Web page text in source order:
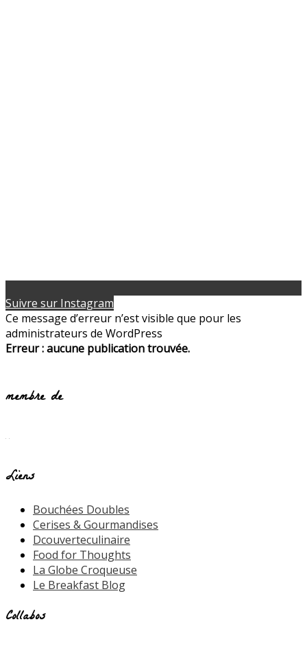
Suivre sur Instagram
Ce message d’erreur n’est visible que pour les
administrateurs de WordPress
Erreur : aucune publication trouvée.
membre de
Liens
Bouchées Doubles
Cerises & Gourmandises
Dcouverteculinaire
Food for Thoughts
La Globe Croqueuse
Le Breakfast Blog
Collabos